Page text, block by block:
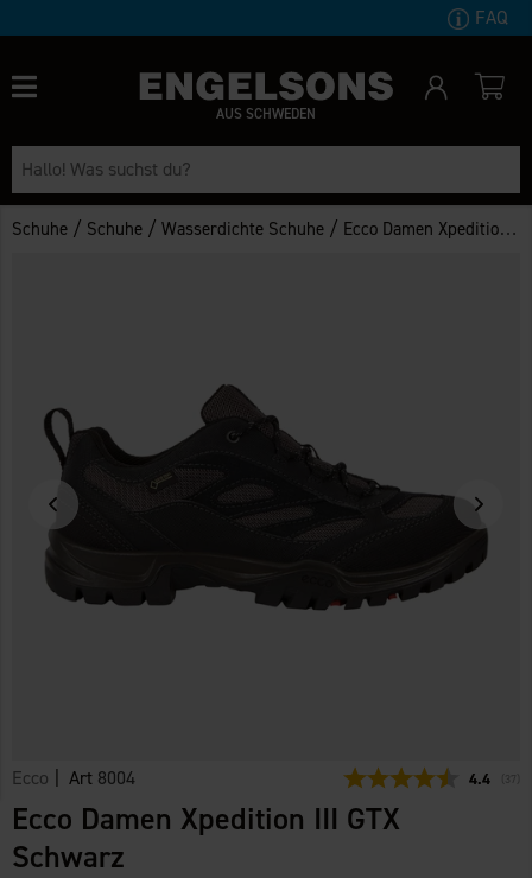
FAQ
AUS SCHWEDEN
Schuhe / Schuhe /Wasserdichte Schuhe / Ecco Damen Xpedition III GTX Schwarz
Ecco | Art 8004 4.4
Ecco Damen Xpedition III GTX
Schwarz